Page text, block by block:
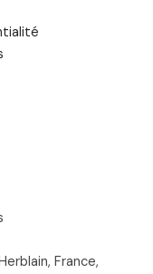
France,